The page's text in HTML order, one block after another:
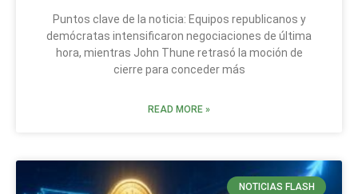
Puntos clave de la noticia: Equipos republicanos y
demócratas intensificaron negociaciones de última
hora, mientras John Thune retrasó la moción de
cierre para conceder más
READ MORE »
NOTICIAS FLASH